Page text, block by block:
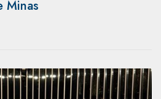
Minas